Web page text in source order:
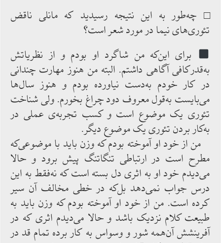
□ چه‌طور به ‌این نتیجه رسیدید که مانلی ناقض
تئوری‌های نیما در مورد شعر است؟
برای ‌این‌که من شاگرد او بودم و از نظریاتش
به‌قدرکافی آگاهی داشتم. البته من هنوز مهارت چندانی
در کار خودم به‌دست نیاورده‌ بودم و هنوز سال‌ها
می‌بایست به‌قول معروف دود چراغ بخورم. ولی شناخت
تئوری یک موضوع ‌است و کسب تجربه‌ی عملی در
به‌کار بردن تئوری یک موضوع دیگر.
من از خود او آموخته ‌بودم ‌که وزن باید با موضوعی‌که
مطرح است در ارتباطی تنگاتنگ پیش برود و حالا
می‌دیدم خود او به ‌اثری دل بسته ‌است که نه‌فقط به ‌این
درس جواب نمی‌دهد بل‌که در خطی مخالف ‌آن سیر
کرده‌ است. من‌ از خود او آموخته ‌بودم که وزن باید به
‌طبیعت کلام نزدیک باشد و حالا می‌دیدم ‌اثری‌ که در
آفرینشش آن‌همه شور و وسواس به‌ کار برده تمام قد در